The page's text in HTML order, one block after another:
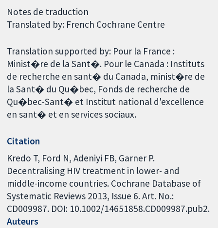
Notes de traduction
Translated by: French Cochrane Centre
Translation supported by: Pour la France :
Minist�re de la Sant�. Pour le Canada : Instituts
de recherche en sant� du Canada, minist�re de
la Sant� du Qu�bec, Fonds de recherche de
Qu�bec-Sant� et Institut national d'excellence
en sant� et en services sociaux.
Citation
Kredo T, Ford N, Adeniyi FB, Garner P.
Decentralising HIV treatment in lower- and
middle-income countries. Cochrane Database of
Systematic Reviews 2013, Issue 6. Art. No.:
CD009987. DOI: 10.1002/14651858.CD009987.pub2.
Auteurs